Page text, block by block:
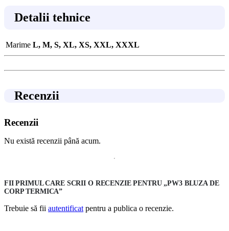
Detalii tehnice
Marime L, M, S, XL, XS, XXL, XXXL
Recenzii
Recenzii
Nu există recenzii până acum.
FII PRIMUL CARE SCRII O RECENZIE PENTRU „PW3 BLUZA DE
CORP TERMICA”
Trebuie să fii autentificat pentru a publica o recenzie.